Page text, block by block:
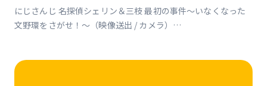
にじさんじ 名探偵シェリン＆三枝 最初の事件〜いなくなった
文野環をさがせ！〜（映像送出 / カメラ）